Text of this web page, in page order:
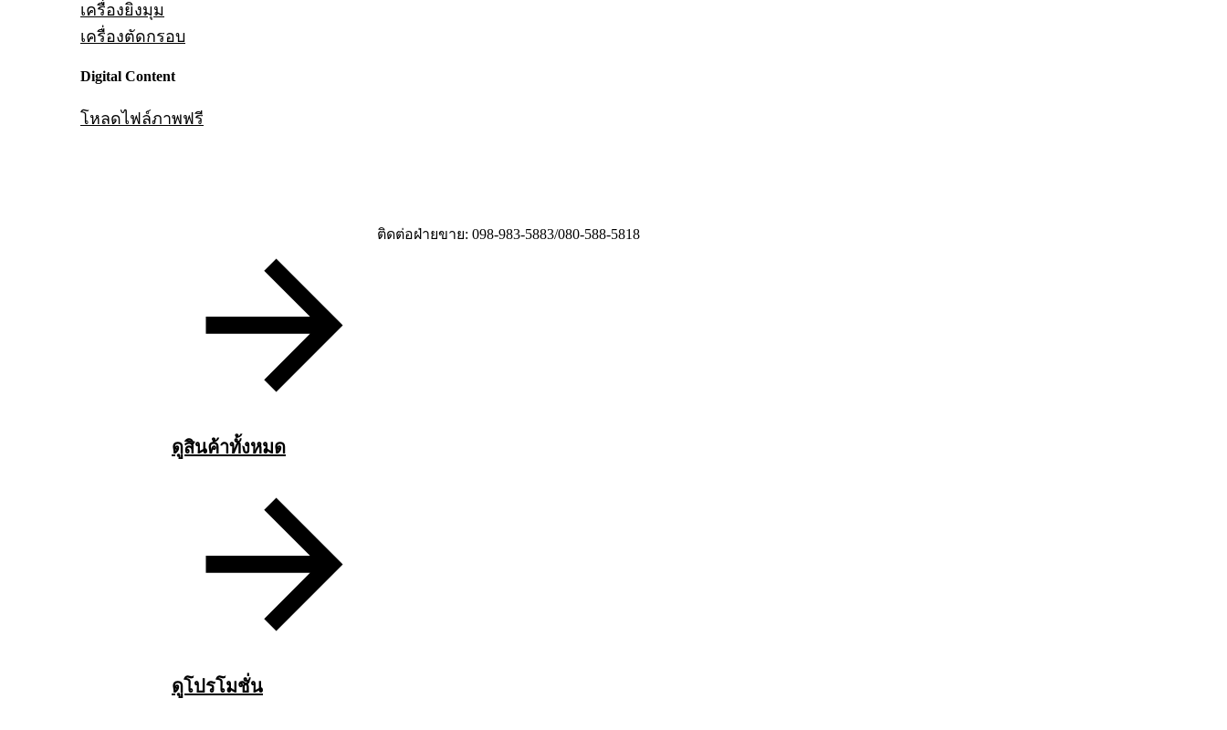
เครื่องยิงมุม
เครื่องตัดกรอบ
Digital Content
โหลดไฟล์ภาพฟรี
ดูสินค้าทั้งหมด
ดูโปรโมชั่น
ติดต่อฝ่ายขาย: 098-983-5883/080-588-5818